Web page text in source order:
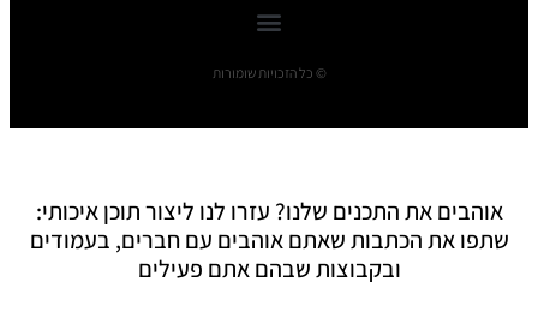
© כל הזכויות שומורות
אוהבים את התכנים שלנו? עזרו לנו ליצור תוכן איכותי:
שתפו את הכתבות שאתם אוהבים עם חברים, בעמודים
ובקבוצות שבהם אתם פעילים